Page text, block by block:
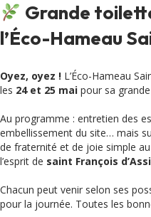
Grande
l’Éco-Hameau
Oyez, oyez ! L’Éco-Hameau
les 24 et 25 mai pour sa
Au programme : entretien des
embellissement du site… mais
de fraternité et de joie simple
l’esprit de saint François
Chacun peut venir selon ses
pour la journée. Toutes les